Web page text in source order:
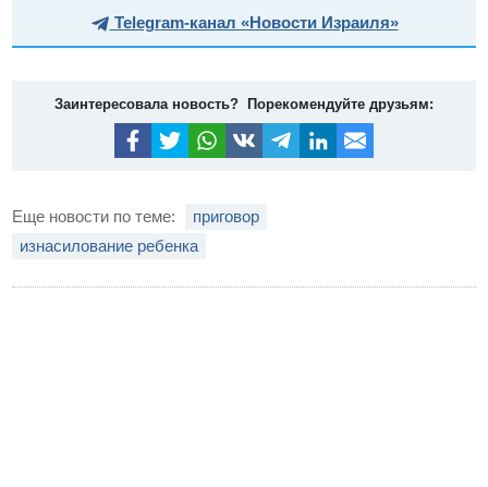
Telegram-канал «Новости Израиля»
Заинтересовала новость? Порекомендуйте друзьям:
Еще новости по теме:
приговор
изнасилование ребенка